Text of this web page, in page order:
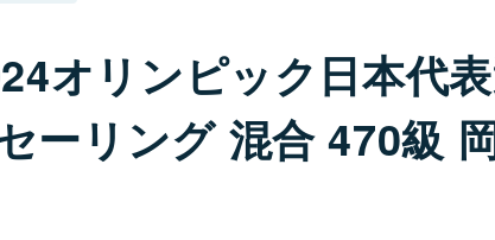
オリンピック日本代
ーリング 混合 470級